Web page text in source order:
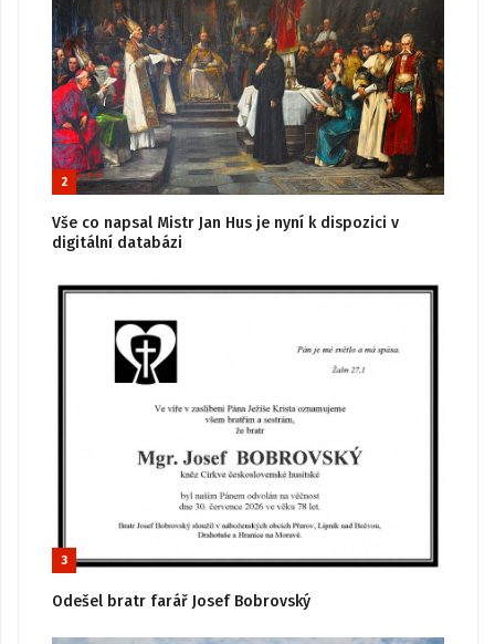
2
Vše co napsal Mistr Jan Hus je nyní k dispozici v
digitální databázi
3
Odešel bratr farář Josef Bobrovský